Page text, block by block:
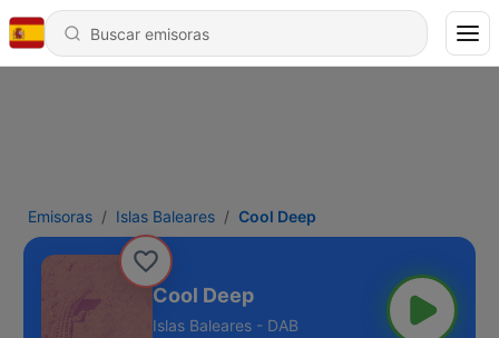
Emisoras Islas Baleares Cool Deep
Cool Deep
Islas Baleares - DAB